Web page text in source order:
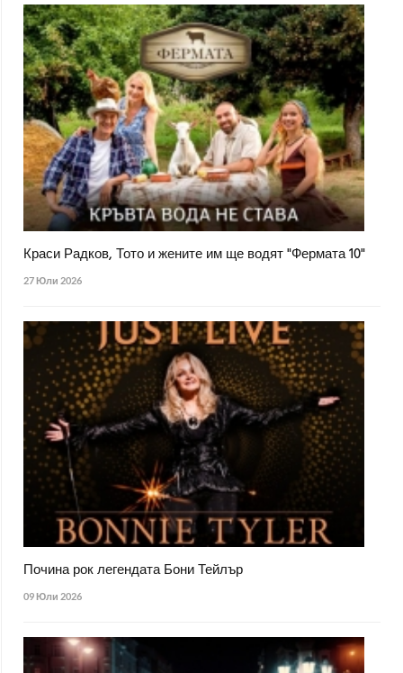
Краси Радков, Тото и жените им ще водят "Фермата 10"
27 Юли 2026
Почина рок легендата Бони Тейлър
09 Юли 2026